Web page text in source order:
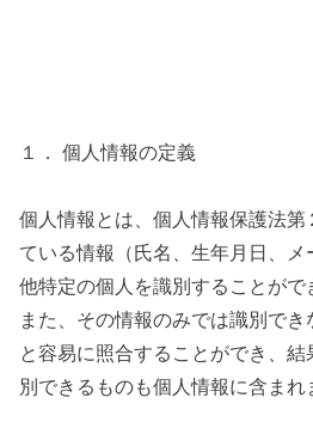
１． 個人情報の定義
個人情報とは、個人情報保護法
ている情報（氏名、生年月日、
他特定の個人を識別することがで
また、その情報のみでは識別で
と容易に照合することができ、
別できるものも個人情報に含まれ